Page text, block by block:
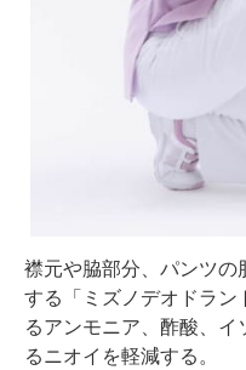
襟元や脇部分、パンツの
する「ミズノデオドラン
るアンモニア、酢酸、
るニオイを軽減する。